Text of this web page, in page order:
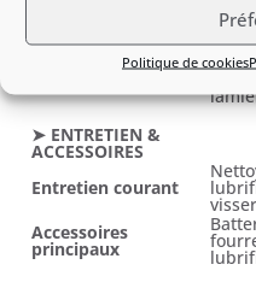
Politique de cookies
Équipement de
au
➤ ENTRETIEN &
ACCESSOIRES
Entretien courant
Accessoires
principaux